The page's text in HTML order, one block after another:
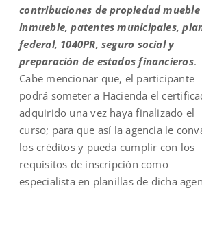
contribuciones de propiedad mueble
inmueble, patentes municipales,
federal, 1040PR, seguro social y
preparación de estados financieros.
Cabe mencionar que, el participante
podrá someter a Hacienda el
adquirido una vez haya finalizado el
curso; para que así la agencia le
los créditos y pueda cumplir con los
requisitos de inscripción como
especialista en planillas de dicha